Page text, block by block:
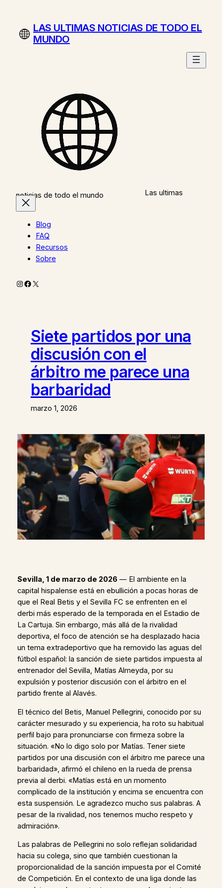
contenidoLAS ULTIMAS NOTICIAS DE TODO EL
MUNDO
Las ultimas
noticias de todo el mundo
Blog
FAQ
Recursos
Sobre
Instagram
Facebook
X
Siete partidos por una
discusión con el
árbitro me parece una
barbaridad
marzo 1, 2026
Sevilla, 1 de marzo de 2026— El ambiente en la
capital hispalense está en ebullición a pocas horas de
que el Real Betis y el Sevilla FC se enfrenten en el
derbi más esperado de la temporada en el Estadio de
La Cartuja. Sin embargo, más allá de la rivalidad
deportiva, el foco de atención se ha desplazado hacia
un tema extradeportivo que ha removido las aguas del
fútbol español: la sanción de siete partidos impuesta al
entrenador del Sevilla, Matías Almeyda, por su
expulsión y posterior discusión con el árbitro en el
partido frente al Alavés.
El técnico del Betis, Manuel Pellegrini, conocido por su
carácter mesurado y su experiencia, ha roto su habitual
perfil bajo para pronunciarse con firmeza sobre la
situación. «No lo digo solo por Matías. Tener siete
partidos por una discusión con el árbitro me parece una
barbaridad», afirmó el chileno en la rueda de prensa
previa al derbi. «Matías está en un momento
complicado de la institución y encima se encuentra con
esta suspensión. Le agradezco mucho sus palabras. A
pesar de la rivalidad, nos tenemos mucho respeto y
admiración».
Las palabras de Pellegrini no solo reflejan solidaridad
hacia su colega, sino que también cuestionan la
proporcionalidad de la sanción impuesta por el Comité
de Competición. En el contexto de una liga donde las